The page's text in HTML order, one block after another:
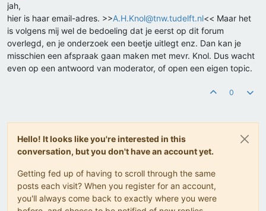
jah,
hier is haar email-adres. >>A.H.Knol@tnw.tudelft.nl<< Maar het
is volgens mij wel de bedoeling dat je eerst op dit forum
overlegd, en je onderzoek een beetje uitlegt enz. Dan kan je
misschien een afspraak gaan maken met mevr. Knol. Dus wacht
even op een antwoord van moderator, of open een eigen topic.
0
Hello! It looks like you're interested in this
conversation, but you don't have an account yet.
Getting fed up of having to scroll through the same
posts each visit? When you register for an account,
you'll always come back to exactly where you were